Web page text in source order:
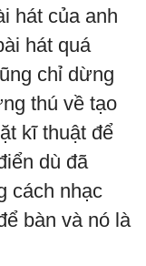
hát của anh
hát quá
chỉ dừng
thú về tạo
kĩ thuật để
dù đã
cách nhạc
bàn và nó là